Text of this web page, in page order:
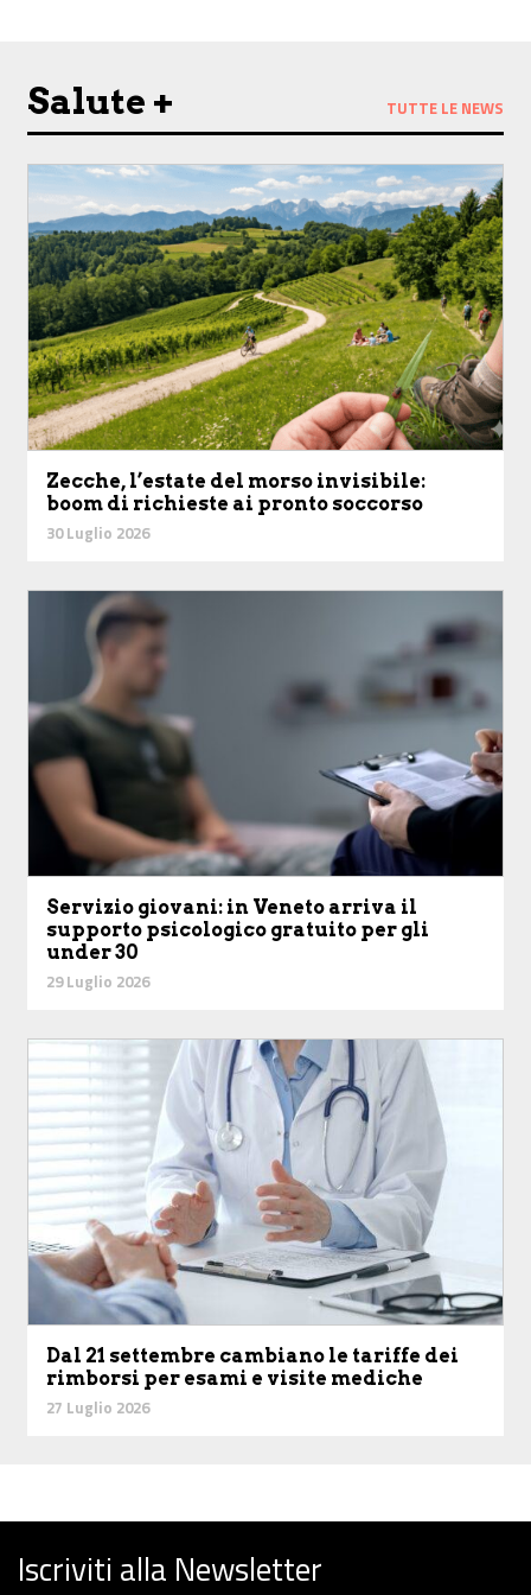
Salute + TUTTE LE NEWS
Zecche, l’estate del morso invisibile:
boom di richieste ai pronto soccorso
30 Luglio 2026
Servizio giovani: in Veneto arriva il
supporto psicologico gratuito per gli
under 30
29 Luglio 2026
Dal 21 settembre cambiano le tariffe dei
rimborsi per esami e visite mediche
27 Luglio 2026
Iscriviti alla Newsletter